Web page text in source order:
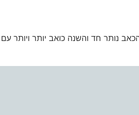
נותר חד והשנה כואב יותר